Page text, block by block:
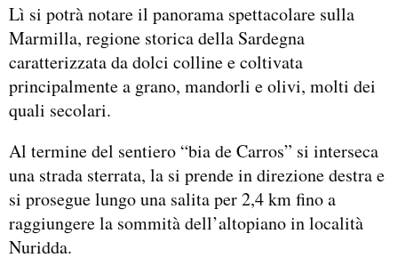
Lì si potrà notare il panorama spettacolare sulla
Marmilla, regione storica della Sardegna
caratterizzata da dolci colline e coltivata
principalmente a grano, mandorli e olivi, molti dei
quali secolari.
Al termine del sentiero “bia de Carros” si interseca
una strada sterrata, la si prende in direzione destra e
si prosegue lungo una salita per 2,4 km fino a
raggiungere la sommità dell’altopiano in località
Nuridda.